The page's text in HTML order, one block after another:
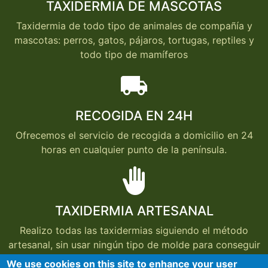
TAXIDERMIA DE MASCOTAS
Taxidermia de todo tipo de animales de compañía y
mascotas: perros, gatos, pájaros, tortugas, reptiles y
todo tipo de mamíferos
local_shipping
RECOGIDA EN 24H
Ofrecemos el servicio de recogida a domicilio en 24
horas en cualquier punto de la península.
back_hand
TAXIDERMIA ARTESANAL
Realizo todas las taxidermias siguiendo el método
artesanal, sin usar ningún tipo de molde para conseguir
que cada taxidermia conserve el aspecto del animal
We use cookies on this site to enhance your user